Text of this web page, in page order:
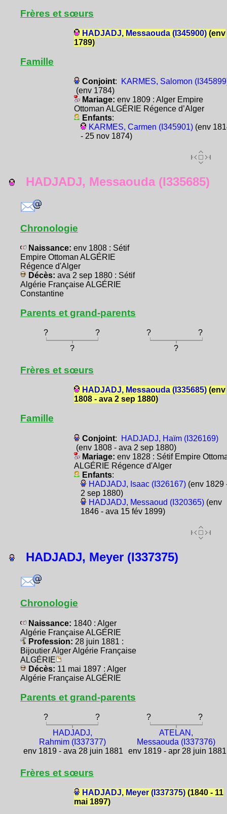
Frères et sœurs
HADJADJ, Messaouda (I345900)(env
1789)
Famille
Conjoint:
KARMES, Salomon
(env 1784)
Mariage: env 1809 : Alger Empire
Ottoman ALGÉRIE Régence d’Alger
Enfants:
KARMES, Carmen (I345901)(env
- 25 nov 1874)
HADJADJ, Messaouda (I335685)
Chronologie
Naissance: env 1808 : Sétif
Empire Ottoman ALGÉRIE
Régence d'Alger
Décès: ava 2 sep 1880 : Sétif
Algérie Française ALGÉRIE
Constantine
Parents et grand-parents
? ? ?
?
?
?
Frères et sœurs
HADJADJ, Messaouda (I335685)(env
1808 - ava 2 sep 1880)
Famille
Conjoint:
HADJADJ, Haïm (I326169)
(env 1808 - ava 2 sep 1880)
Mariage: env 1828 : Sétif Empire
ALGÉRIE Régence d'Alger
Enfants:
HADJADJ, Isaac (I326167)(env 1829
2 sep 1880)
HADJADJ, Messaoud (I320365)(env
1846 - ava 15 fév 1899)
HADJADJ, Meyer (I337375)
Chronologie
Naissance: 1840 : Alger
Algérie Française ALGÉRIE
Profession: 28 juin 1881 :
Bijoutier Alger Algérie Française
ALGÉRIE
Décès: 11 mai 1897 : Alger
Algérie Française ALGÉRIE
Parents et grand-parents
? ? ?
?
HADJADJ,
Rahmim (I337377)
env 1819 - ava 28 juin 1881
ATELAN,
Messaouda (I337376)
env 1819 - apr 28 juin 1881
Frères et sœurs
HADJADJ, Meyer (I337375)(1840 - 11
mai 1897)